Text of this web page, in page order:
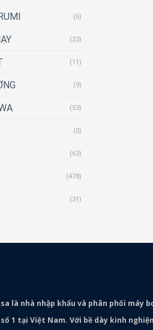
(6)
(23)
(11)
(9)
(53)
(0)
(63)
(478)
(31)
là nhà nhập khẩu và phân phối máy
1 tại Việt Nam. Với bề dày kinh